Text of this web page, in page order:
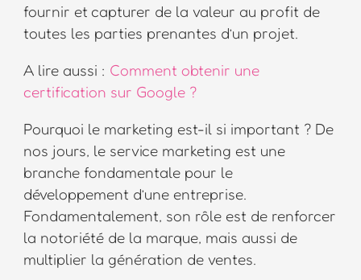
fournir et capturer de la valeur au profit de
toutes les parties prenantes d’un projet.
A lire aussi : Comment obtenir une
certification sur Google ?
Pourquoi le marketing est-il si important ? De
nos jours, le service marketing est une
branche fondamentale pour le
développement d’une entreprise.
Fondamentalement, son rôle est de renforcer
la notoriété de la marque, mais aussi de
multiplier la génération de ventes.